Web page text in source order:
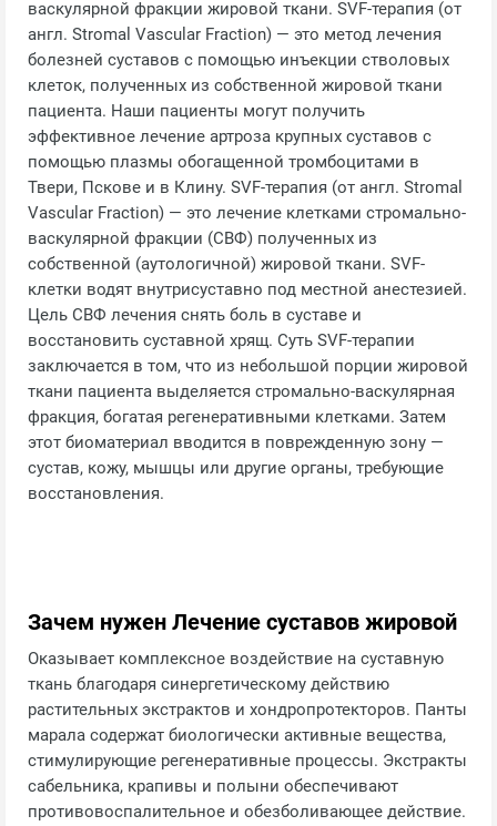
васкулярной фракции жировой ткани. SVF-терапия (от
англ. Stromal Vascular Fraction) — это метод лечения
болезней суставов с помощью инъекции стволовых
клеток, полученных из собственной жировой ткани
пациента. Наши пациенты могут получить
эффективное лечение артроза крупных суставов с
помощью плазмы обогащенной тромбоцитами в
Твери, Пскове и в Клину. SVF-терапия (от англ. Stromal
Vascular Fraction) — это лечение клетками стромально-
васкулярной фракции (СВФ) полученных из
собственной (аутологичной) жировой ткани. SVF-
клетки водят внутрисуставно под местной анестезией.
Цель СВФ лечения снять боль в суставе и
восстановить суставной хрящ. Суть SVF-терапии
заключается в том, что из небольшой порции жировой
ткани пациента выделяется стромально-васкулярная
фракция, богатая регенеративными клетками. Затем
этот биоматериал вводится в поврежденную зону —
сустав, кожу, мышцы или другие органы, требующие
восстановления.
Зачем нужен Лечение суставов жировой
Оказывает комплексное воздействие на суставную
ткань благодаря синергетическому действию
растительных экстрактов и хондропротекторов. Панты
марала содержат биологически активные вещества,
стимулирующие регенеративные процессы. Экстракты
сабельника, крапивы и полыни обеспечивают
противовоспалительное и обезболивающее действие.